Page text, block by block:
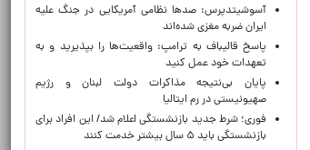
آسوشیتدپرس: صدها نظامی آمریکایی در جنگ علیه
ایران ضربه مغزی شده‌اند
پاسخ قالیباف به ترامپ: واقعیت‌ها را بپذیرید و به
تعهدات خود عمل کنید
پایان بی‌نتیجه مذاکرات دولت لبنان و رژیم
صهیونیستی در رم ایتالیا
فوری؛ شرط جدید بازنشستگی اعلام شد/ این افراد برای
بازنشستگی باید ۵ سال بیشتر خدمت کنند